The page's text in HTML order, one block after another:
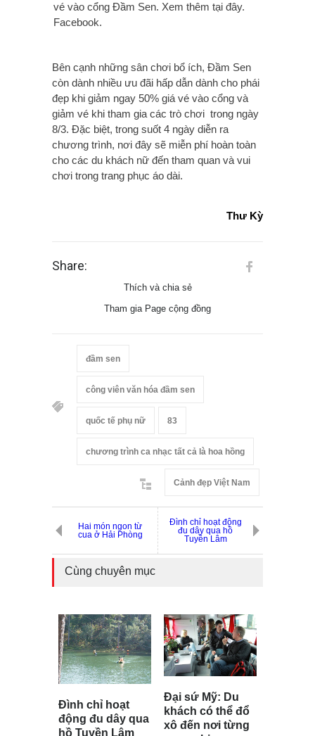
vé vào cổng Đầm Sen. Xem thêm tại đây.
Facebook.
Bên cạnh những sân chơi bổ ích, Đầm Sen
còn dành nhiều ưu đãi hấp dẫn dành cho phái
đẹp khi giảm ngay 50% giá vé vào cổng và
giảm vé khi tham gia các trò chơi trong ngày
8/3. Đặc biệt, trong suốt 4 ngày diễn ra
chương trình, nơi đây sẽ miễn phí hoàn toàn
cho các du khách nữ đến tham quan và vui
chơi trong trang phục áo dài.
Thư Kỳ
Share:
Thích và chia sẻ
Tham gia Page cộng đồng
đầm sen
công viên văn hóa đầm sen
quốc tế phụ nữ 83
chương trình ca nhạc tất cả là hoa hồng
Cảnh đẹp Việt Nam
Hai món ngon từ
cua ở Hải Phòng
Đình chỉ hoạt động
đu dây qua hồ
Tuyền Lâm
Cùng chuyên mục
Đình chỉ hoạt
động đu dây qua
hồ Tuyền Lâm
Đại sứ Mỹ: Du
khách có thể đổ
xô đến nơi từng